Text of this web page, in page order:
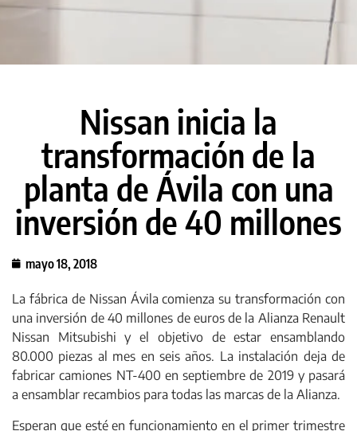
Nissan inicia la
transformación de la
planta de Ávila con una
inversión de 40 millones
mayo 18, 2018
La fábrica de Nissan Ávila comienza su transformación con
una inversión de 40 millones de euros de la Alianza Renault
Nissan Mitsubishi y el objetivo de estar ensamblando
80.000 piezas al mes en seis años. La instalación deja de
fabricar camiones NT-400 en septiembre de 2019 y pasará
a ensamblar recambios para todas las marcas de la Alianza.
Esperan que esté en funcionamiento en el primer trimestre